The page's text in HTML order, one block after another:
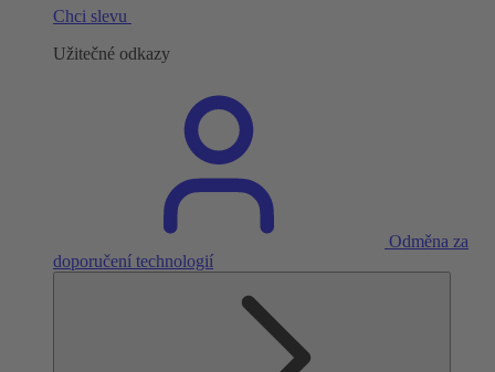
Chci slevu
Užitečné odkazy
Odměna za
doporučení technologií